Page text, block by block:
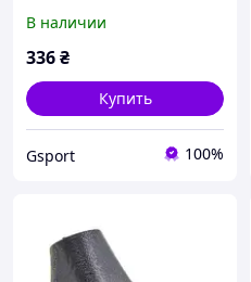
красный:- Gsport
В наличии
336₴
Купить
Gsport 100%